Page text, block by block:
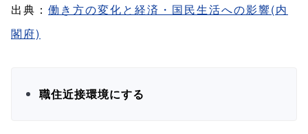
出典： 働き方の変化と経済・国民生活への影響(内
閣府)
職住近接環境にする